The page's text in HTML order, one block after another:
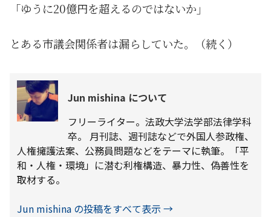
「ゆうに20億円を超えるのではないか」
とある市議会関係者は漏らしていた。（続く）
Jun mishina について
フリーライター。法政大学法学部法律学科
卒。 月刊誌、週刊誌などで外国人参政権、
人権擁護法案、公務員問題などをテーマに執筆。「平
和・人権・環境」に潜む利権構造、暴力性、偽善性を
取材する。
Jun mishina の投稿をすべて表示 →